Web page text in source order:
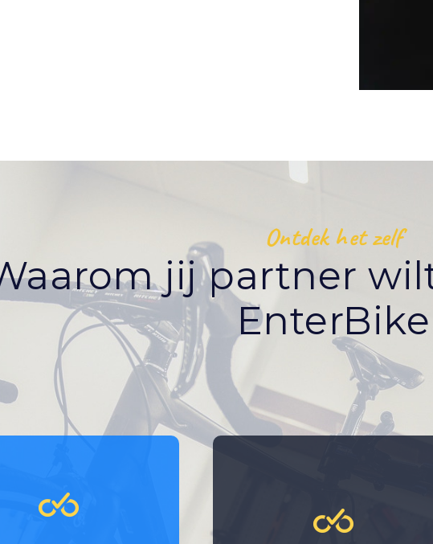
Ontdek het zelf
jij partner
EnterBike
misschien geen
fiets zouden kopen.
terugkomen voor
onderhoud en reparaties.